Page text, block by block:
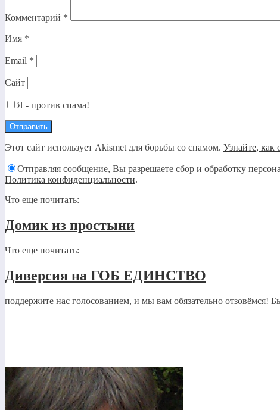
Комментарий *
Имя *
Email *
Сайт
Я - против спама!
Этот сайт использует Akismet для борьбы со спамом. Узнайте, как
Отправляя сообщение, Вы разрешаете сбор и обработку
Политика конфиденциальности.
Что еще почитать:
Домик из простыни
Что еще почитать:
Диверсия на ГОБ ЕДИНСТВО
поддержите нас голосованием, и мы вам обязательно отзовёмся!